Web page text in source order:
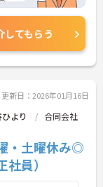
く
す
してもらう
更新日：2026年01月16日
より
合同会社
・土曜休み◎
員）